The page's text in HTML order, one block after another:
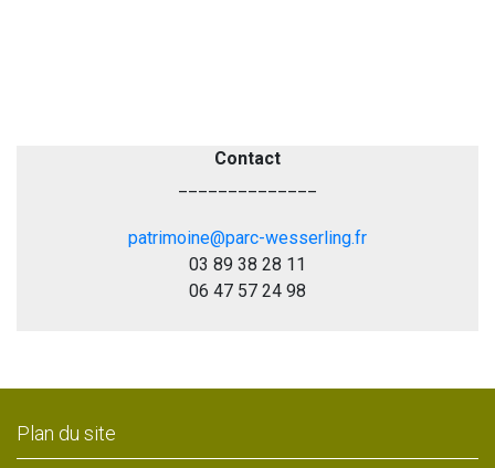
Contact
patrimoine@parc-wesserling.fr
03 89 38 28 11
06 47 57 24 98
Plan du site